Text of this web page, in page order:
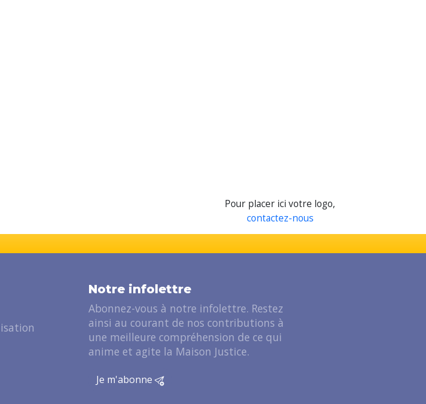
Pour placer ici votre logo,
contactez-nous
Notre infolettre
Abonnez-vous à notre infolettre. Restez
ainsi au courant de nos contributions à
une meilleure compréhension de ce qui
anime et agite la Maison Justice.
Je m'abonne